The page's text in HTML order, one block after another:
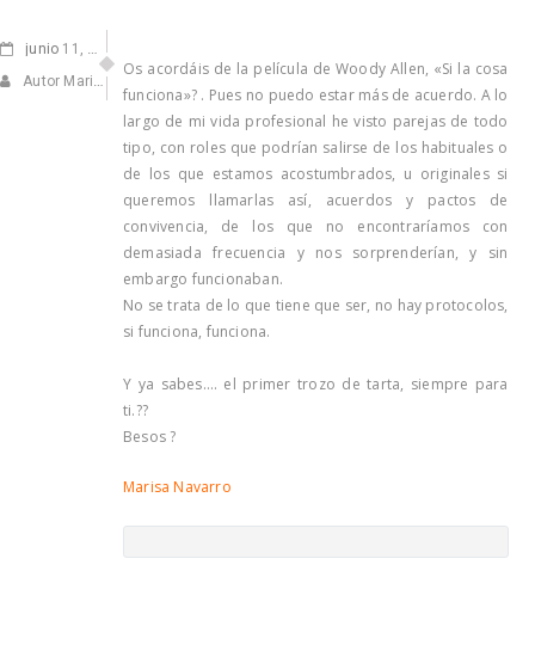
junio 11, 2020
Autor Marisa Navarro
Os acordáis de la película de Woody Allen, «Si la cosa
funciona»? . Pues no puedo estar más de acuerdo. A lo
largo de mi vida profesional he visto parejas de todo
tipo, con roles que podrían salirse de los habituales o
de los que estamos acostumbrados, u originales si
queremos llamarlas así, acuerdos y pactos de
convivencia, de los que no encontraríamos con
demasiada frecuencia y nos sorprenderían, y sin
embargo funcionaban.
No se trata de lo que tiene que ser, no hay protocolos,
si funciona, funciona.
Y ya sabes…. el primer trozo de tarta, siempre para
ti.??
Besos ?
Marisa Navarro